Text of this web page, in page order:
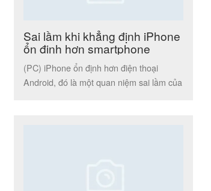
Sai lầm khi khẳng định iPhone
ổn định hơn smartphone
Android!
(PC) iPhone ổn định hơn điện thoại
Android, đó là một quan niệm sai lầm của